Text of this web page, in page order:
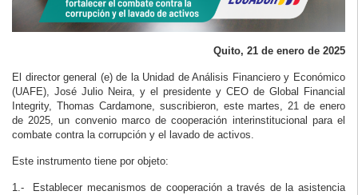
Quito, 21 de enero de 2025
El director general (e) de la Unidad de Análisis Financiero y Económico
(UAFE), José Julio Neira, y el presidente y CEO de Global Financial
Integrity, Thomas Cardamone, suscribieron, este martes, 21 de enero
de 2025, un convenio marco de cooperación interinstitucional para el
combate contra la corrupción y el lavado de activos.
Este instrumento tiene por objeto:
1.- Establecer mecanismos de cooperación a través de la asistencia